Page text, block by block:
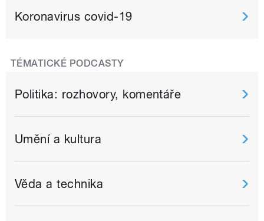
Koronavirus covid-19
TÉMATICKÉ PODCASTY
Politika: rozhovory, komentáře
Umění a kultura
Věda a technika